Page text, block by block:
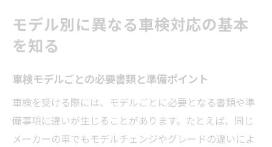
型式指定番号と車検の関連性を解説
車検で必要な型式指定番号の確認方法
型式指定番号が車検に及ぼす影響とは
車検証で型式指定番号を確認する手順
型式指定番号と車検適合部品選びの関係
型式指定番号がない場合の車検対応策
中古車選びで車検モデルを賢く見抜くコツ
モデル別に異なる車検対応の基本
を知る
車検モデルごとの必要書類と準備ポイント
車検を受ける際には、モデルごとに必要となる書類や準
備事項に違いが生じることがあります。たとえば、同じ
メーカーの車でもモデルチェンジやグレードの違いによ